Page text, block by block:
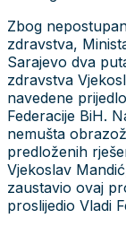
Zbog
zdravstva,
Sarajevo dva
zdravstva
navedene
Federacije BiH.
nemušta
predloženih
Vjekoslav
zaustavio ovaj
proslijedio Vladi